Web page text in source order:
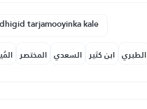
tarjamooyinka kale
المختصر السعدي ابن كثير الطبري